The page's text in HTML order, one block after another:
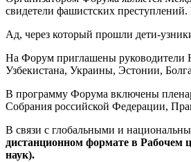
свидетели фашистских
Ад, через который прошли дети-
На Форум приглашены руководители
Узбекистана, Украины, Эстонии,
В программу Форума включены
Собрания российской Федерации,
В связи с глобальными и
дистанционном формате в
наук).